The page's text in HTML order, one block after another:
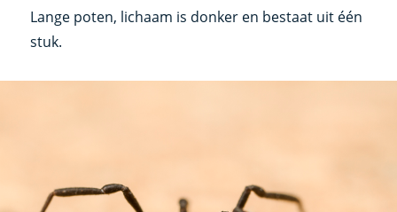
Lange poten, lichaam is donker en bestaat uit één
stuk.